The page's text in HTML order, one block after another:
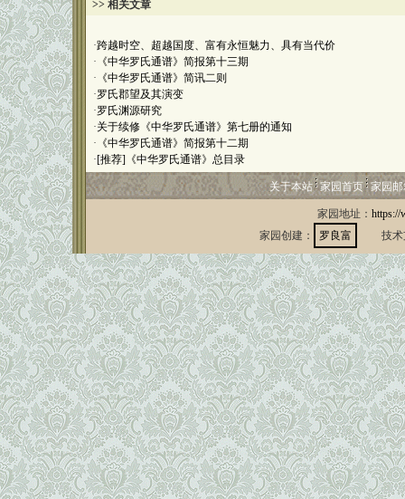
>> 相关文章
·跨越时空、超越国度、富有永恒魅力、具有当代价
· 《中华罗氏通谱》简报第十三期
· 《中华罗氏通谱》简讯二则
·罗氏郡望及其演变
·罗氏渊源研究
·关于续修《中华罗氏通谱》第七册的通知
· 《中华罗氏通谱》简报第十二期
·[推荐]《中华罗氏通谱》总目录
关于本站 家园首页 家园
家园地址： https://
家园创建：
罗良富 技术